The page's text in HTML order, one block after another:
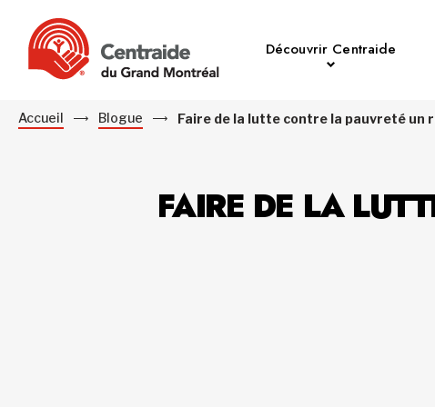
Découvrir Centraide
Accueil Blogue Faire de la lutte contre la pauvreté un
FAIRE DE LA